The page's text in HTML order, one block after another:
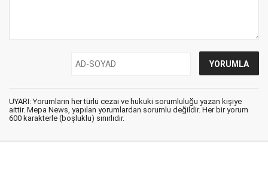
UYARI: Yorumların her türlü cezai ve hukuki sorumluluğu yazan kişiye
aittir. Mepa News, yapılan yorumlardan sorumlu değildir. Her bir yorum
600 karakterle (boşluklu) sınırlıdır.